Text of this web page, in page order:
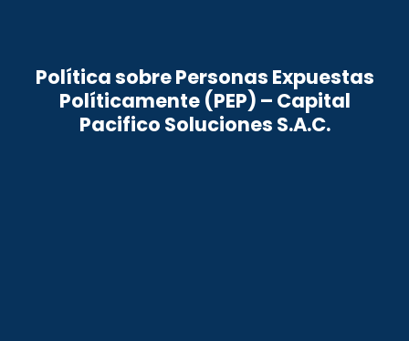
Política sobre Personas Expuestas
Políticamente (PEP) – Capital
Pacifico Soluciones S.A.C.